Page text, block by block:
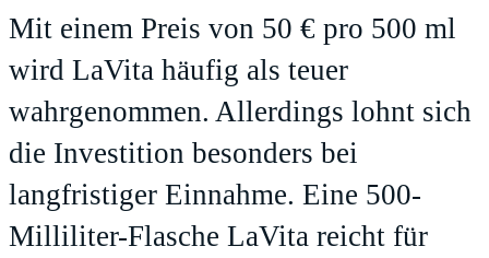
Mit einem Preis von 50 € pro 500 ml
wird LaVita häufig als teuer
wahrgenommen. Allerdings lohnt sich
die Investition besonders bei
langfristiger Einnahme. Eine 500-
Milliliter-Flasche LaVita reicht für